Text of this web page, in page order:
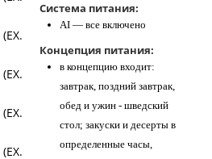
Система питания:
AI — все включено
Концепция питания:
в концепцию входит:
завтрак, поздний завтрак,
обед и ужин - шведский
стол; закуски и десерты в
определенные часы,